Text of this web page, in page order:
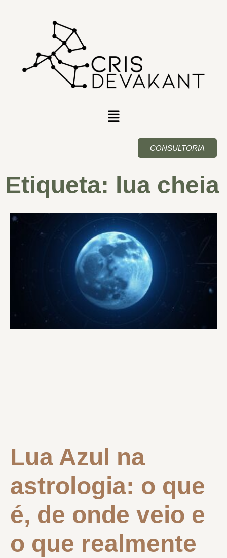
CONSULTORIA
Etiqueta: lua cheia
Lua Azul na
astrologia: o que
é, de onde veio e
o que realmente